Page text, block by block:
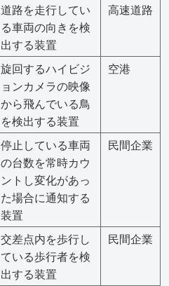
道路を走行してい
る車両の向きを検
出する装置
高速道路
旋回するハイビジ
ョンカメラの映像
から飛んでいる鳥
を検出する装置
空港
停止している車両
の台数を常時カウ
ントし変化があっ
た場合に通知する
装置
民間企業
交差点内を歩行し
ている歩行者を検
出する装置
民間企業